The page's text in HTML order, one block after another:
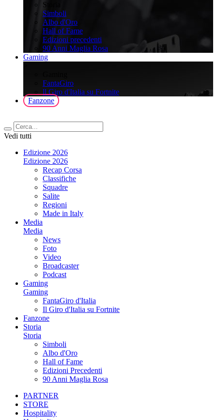
Storia
Simboli
Albo d'Oro
Hall of Fame
Edizioni precedenti
90 Anni Maglia Rosa
Gaming
FantaGiro
ll Giro d'Italia su Fortnite
Fanzone
Vedi tutti
Edizione 2026
Edizione 2026
Recap Corsa
Classifiche
Squadre
Salite
Regioni
Made in Italy
Media
Media
News
Foto
Video
Broadcaster
Podcast
Gaming
Gaming
FantaGiro d'Italia
Il Giro d'Italia su Fortnite
Fanzone
Storia
Storia
Simboli
Albo d'Oro
Hall of Fame
Edizioni Precedenti
90 Anni Maglia Rosa
PARTNER
STORE
Hospitality